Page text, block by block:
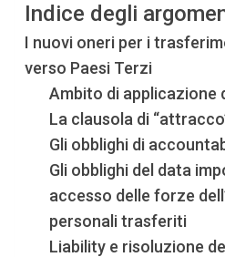
Indice degli
I nuovi oneri per i
verso Paesi Terzi
Ambito di applicazione
La clausola di
Gli obblighi di
Gli obblighi del data
accesso delle forze
personali trasferiti
Liability e risoluzione